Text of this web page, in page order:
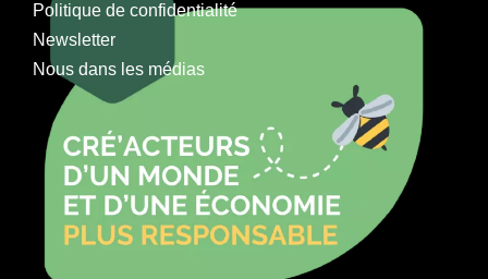
Politique de confidentialité
Newsletter
Nous dans les médias